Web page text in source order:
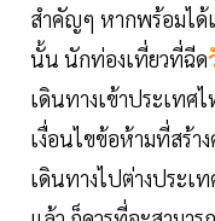
สำคัญๆ หากพร้อมได้เ
นั้น นักท่องเที่ยวที่ฉีด
เดินทางเข้าประเทศ
เงื่อนไขข้อห้ามที่สร้า
เดินทางไปต่างประ